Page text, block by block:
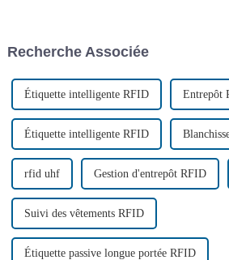
défaillance de l'adhérence de
Recherche Associée
Étiquette intelligente RFID Entrepôt
Étiquette intelligente RFID
rfid uhf Gestion d'entrepôt RFID
Suivi des vêtements RFID
Étiquette passive longue portée RFID